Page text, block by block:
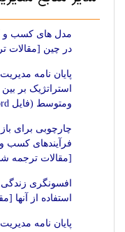
مدل های کسب و
در چین [مقالات
پایان نامه
استراتژیک بر
ومتوسط (فایل word) [پروژه های آماده ]
چارچوبی برای
فرآیندهای کسب و
[مقالات ترجمه
افسونگری
استفاده از آنها
پایان نامه